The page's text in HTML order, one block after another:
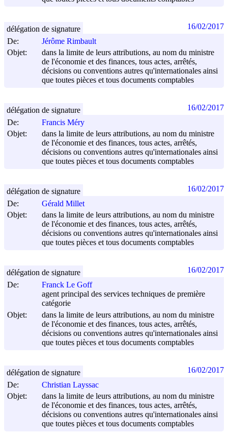
De:
Jérôme Rimbault
Objet:
dans la limite de leurs attributions, au nom du ministre
de l'économie et des finances, tous actes, arrêtés,
décisions ou conventions autres qu'internationales ainsi
que toutes pièces et tous documents comptables
délégation de signature 16/02/2017
De:
Francis Méry
Objet:
dans la limite de leurs attributions, au nom du ministre
de l'économie et des finances, tous actes, arrêtés,
décisions ou conventions autres qu'internationales ainsi
que toutes pièces et tous documents comptables
délégation de signature 16/02/2017
De:
Gérald Millet
Objet:
dans la limite de leurs attributions, au nom du ministre
de l'économie et des finances, tous actes, arrêtés,
décisions ou conventions autres qu'internationales ainsi
que toutes pièces et tous documents comptables
délégation de signature 16/02/2017
De:
Franck Le Goff
agent principal des services techniques de première
catégorie
Objet:
dans la limite de leurs attributions, au nom du ministre
de l'économie et des finances, tous actes, arrêtés,
décisions ou conventions autres qu'internationales ainsi
que toutes pièces et tous documents comptables
délégation de signature 16/02/2017
De:
Christian Layssac
Objet:
dans la limite de leurs attributions, au nom du ministre
de l'économie et des finances, tous actes, arrêtés,
décisions ou conventions autres qu'internationales ainsi
que toutes pièces et tous documents comptables
délégation de signature 16/02/2017